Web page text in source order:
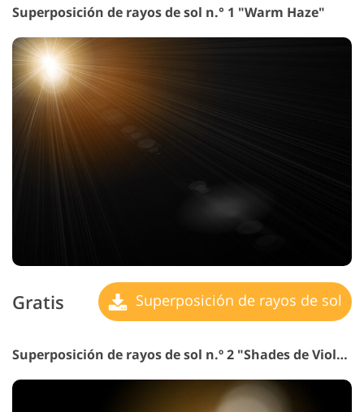
Superposición de rayos de sol n.° 1 "Warm Haze"
Gratis Superposición de rayos de sol
Superposición de rayos de sol n.º 2 "Shadesde Violeta"